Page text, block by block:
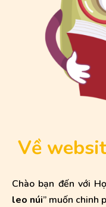
Về
Chào bạn đến với
leo núi” muốn chinh